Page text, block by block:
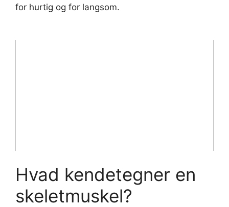
for hurtig og for langsom.
Hvad kendetegner en
skeletmuskel?